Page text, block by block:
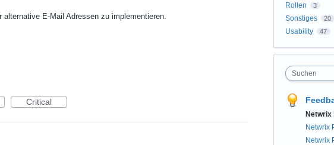
E-Mail Adressen zu implementieren.
Critical
Rollen 3
Sonstiges 20
Usability 47
Suchen
Netwrix
Netwrix
Netwrix